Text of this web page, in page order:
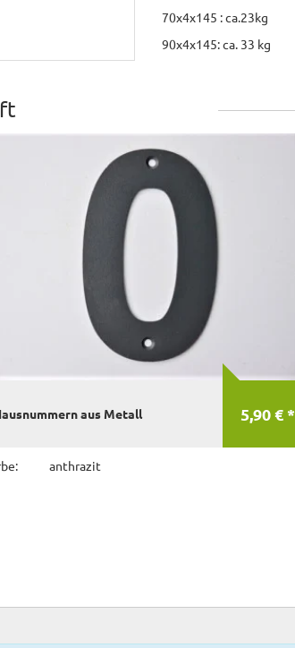
70x4x145 : ca.23kg
90x4x145: ca. 33 kg
5,90 € *
aus Metall
anthrazit